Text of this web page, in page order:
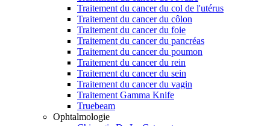
Traitement du cancer du col de l'utérus
Traitement du cancer du côlon
Traitement du cancer du foie
Traitement du cancer du pancréas
Traitement du cancer du poumon
Traitement du cancer du rein
Traitement du cancer du sein
Traitement du cancer du vagin
Traitement Gamma Knife
Truebeam
Ophtalmologie